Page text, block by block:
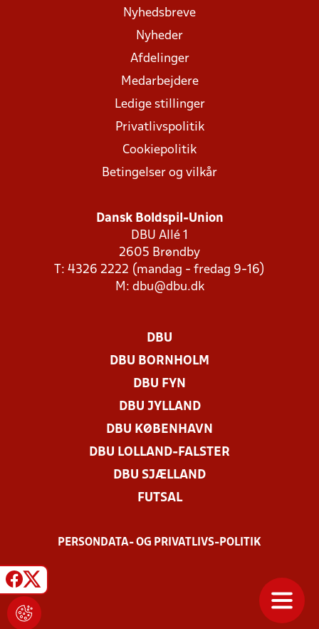
Nyhedsbreve
Nyheder
Afdelinger
Medarbejdere
Ledige stillinger
Privatlivspolitik
Cookiepolitik
Betingelser og vilkår
Dansk Boldspil-Union
DBU Allé 1
2605 Brøndby
T: 4326 2222 (mandag - fredag 9-16)
M: dbu@dbu.dk
DBU
DBU BORNHOLM
DBU FYN
DBU JYLLAND
DBU KØBENHAVN
DBU LOLLAND-FALSTER
DBU SJÆLLAND
FUTSAL
PERSONDATA- OG PRIVATLIVS-POLITIK